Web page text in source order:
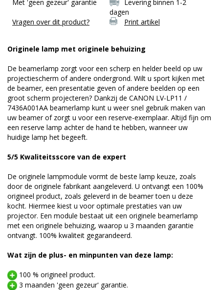
Met 'geen gezeur' garantie
Levering binnen 1-2
dagen
Vragen over dit product?
Print artikel
Originele lamp met originele behuizing
De beamerlamp zorgt voor een scherp en helder beeld op uw
projectiescherm of andere ondergrond. Wilt u sport kijken met
de beamer, een presentatie geven of andere beelden op een
groot scherm projecteren? Dankzij de CANON LV-LP11 /
7436A001AA beamerlamp kunt u weer snel gebruik maken van
uw beamer of zorgt u voor een reserve-exemplaar. Altijd fijn om
een reserve lamp achter de hand te hebben, wanneer uw
huidige lamp het begeeft.
5/5 Kwaliteitsscore van de expert
De originele lampmodule vormt de beste lamp keuze, zoals
door de originele fabrikant aangeleverd. U ontvangt een 100%
origineel product, zoals geleverd in de beamer toen u deze
kocht. Hiermee kiest u voor optimale prestaties van uw
projector. Een module bestaat uit een originele beamerlamp
met een originele behuizing, waarop u 3 maanden garantie
ontvangt. 100% kwaliteit gegarandeerd.
Wat zijn de plus- en minpunten van deze lamp:
100 % origineel product.
3 maanden 'geen gezeur' garantie.